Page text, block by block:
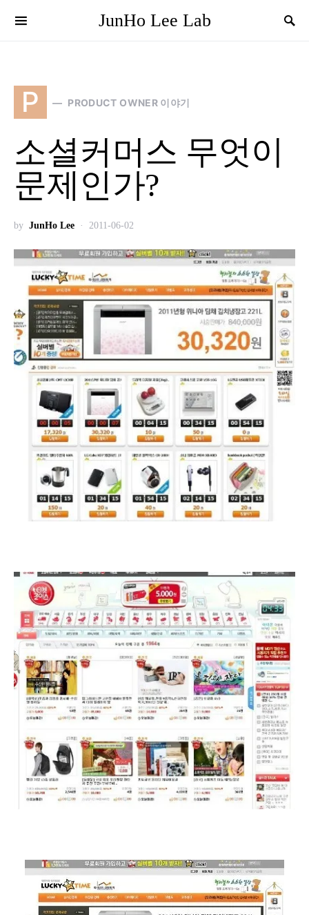
JunHo Lee Lab
P PRODUCT OWNER 이야기
소셜커머스 무엇이
문제인가?
by JunHo Lee 2011-06-02